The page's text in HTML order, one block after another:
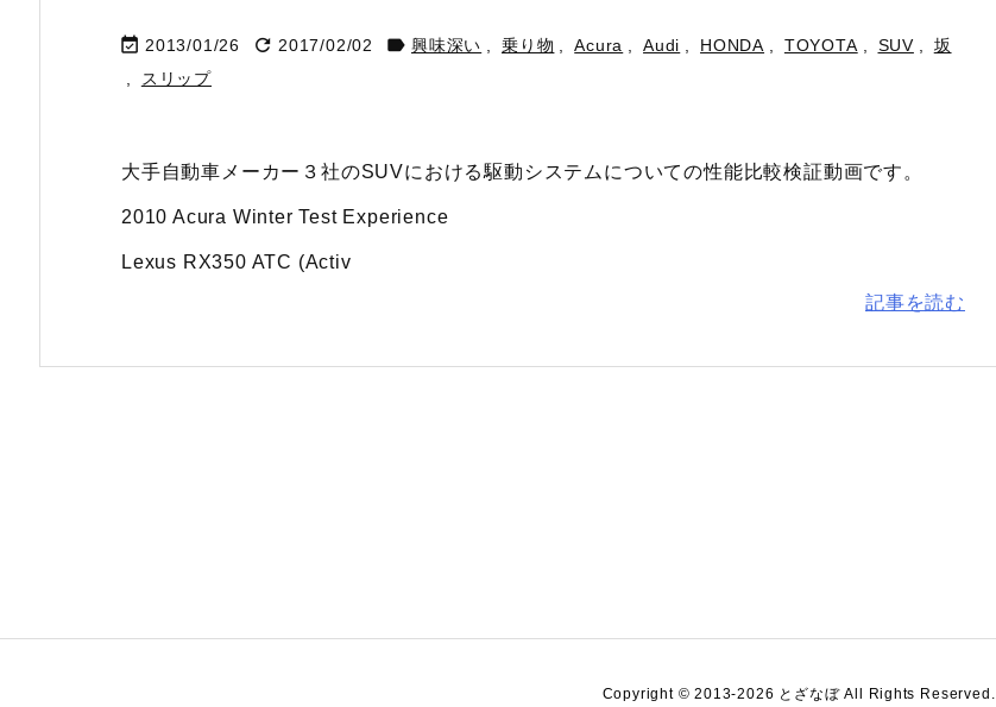
 2013/01/26  2017/02/02  興味深い 乗り物 Acura Audi HONDA TOYOTA SUV
坂
スリップ
大手自動車メーカー３社のSUVにおける駆動システムについての性能比較検証動画です。
2010 Acura Winter Test Experience
Lexus RX350 ATC (Activ
記事を読む
Copyright ©2013-2026 とざなぼAll Rights Reserved.